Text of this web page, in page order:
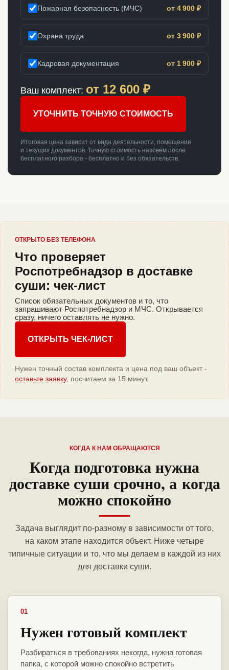
Пожарная безопасность (МЧС) от 4 900 ₽
Охрана труда от 3 900 ₽
Кадровая документация от 1 900 ₽
Ваш комплект: от 12 600 ₽
УТОЧНИТЬ ТОЧНУЮ СТОИМОСТЬ
Итоговая цена зависит от вида деятельности, помещения
и текущих документов. Точную стоимость назовём после
бесплатного разбора - бесплатно и без обязательств.
ОТКРЫТО БЕЗ ТЕЛЕФОНА
Что проверяет
Роспотребнадзор в доставке
суши: чек-лист
Список обязательных документов и то, что
запрашивают Роспотребнадзор и МЧС. Открывается
сразу, ничего оставлять не нужно.
ОТКРЫТЬ ЧЕК-ЛИСТ
Нужен точный состав комплекта и цена под ваш объект -
оставьте заявку, посчитаем за 15 минут.
КОГДА К НАМ ОБРАЩАЮТСЯ
Когда подготовка нужна
доставке суши срочно, а когда
можно спокойно
Задача выглядит по-разному в зависимости от того,
на каком этапе находится объект. Ниже четыре
типичные ситуации и то, что мы делаем в каждой из них
для доставки суши.
01
Нужен готовый комплект
Разбираться в требованиях некогда, нужна готовая
папка, с которой можно спокойно встретить